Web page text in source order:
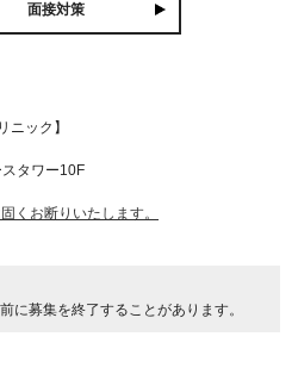
面接対策
ニック】
タワー10F
くお断りいたします。
に募集を終了することがあります。